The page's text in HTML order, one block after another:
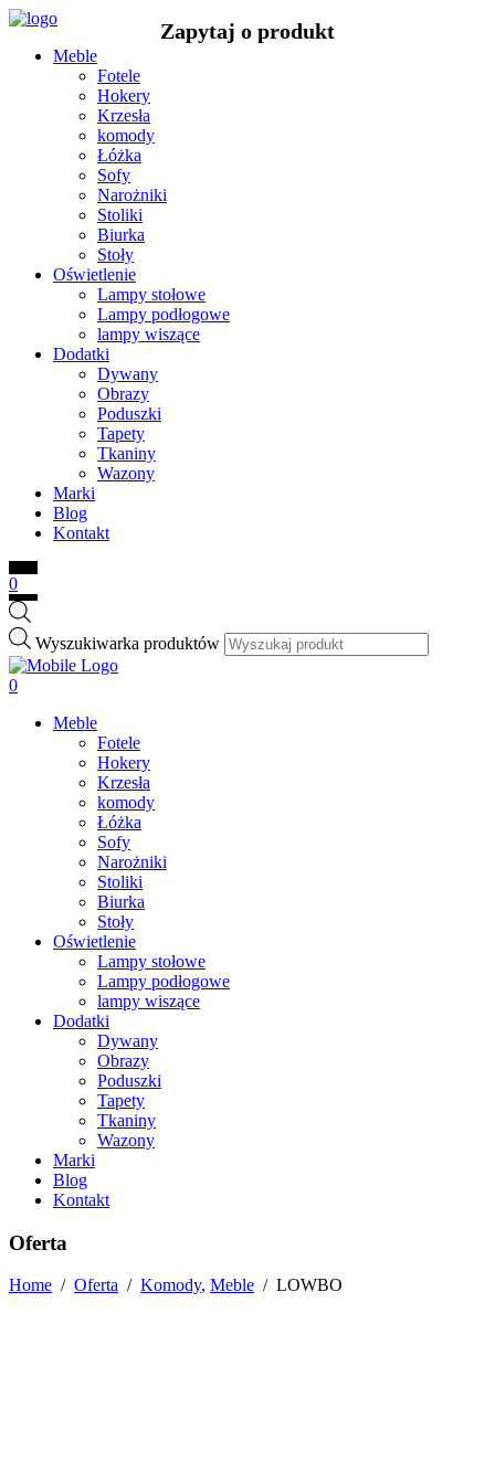
Meble
Fotele
Hokery
Krzesła
komody
Łóżka
Sofy
Narożniki
Stoliki
Biurka
Stoły
Oświetlenie
Lampy stołowe
Lampy podłogowe
lampy wiszące
Dodatki
Dywany
Obrazy
Poduszki
Tapety
Tkaniny
Wazony
Marki
Blog
Kontakt
0
Wyszukiwarka produktów
0
Meble
Fotele
Hokery
Krzesła
komody
Łóżka
Sofy
Narożniki
Stoliki
Biurka
Stoły
Oświetlenie
Lampy stołowe
Lampy podłogowe
lampy wiszące
Dodatki
Dywany
Obrazy
Poduszki
Tapety
Tkaniny
Wazony
Marki
Blog
Kontakt
Oferta
Home / Oferta / Komody, Meble / LOWBO